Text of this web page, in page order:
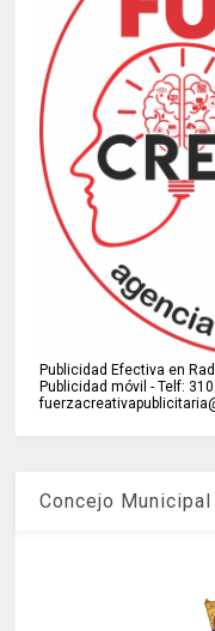
Publicidad Efectiva en
Publicidad móvil - Telf:
Concejo Municipal